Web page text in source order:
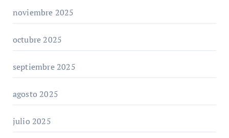
noviembre 2025
octubre 2025
septiembre 2025
agosto 2025
julio 2025